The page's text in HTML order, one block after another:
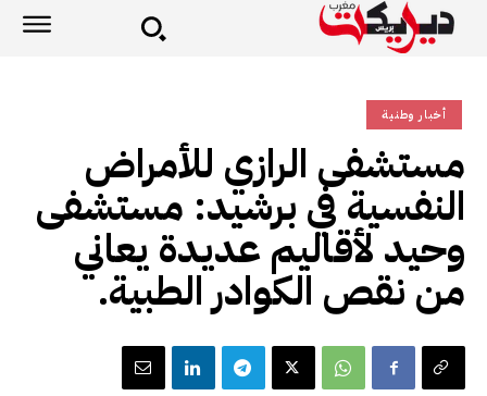
أخبار وطنية
مستشفى الرازي للأمراض
النفسية في برشيد: مستشفى
وحيد لأقاليم عديدة يعاني
من نقص الكوادر الطبية.